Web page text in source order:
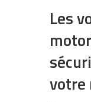
Les
votre